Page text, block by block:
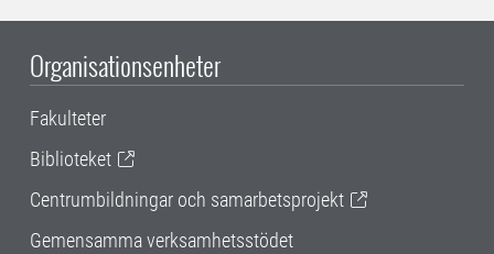
Organisationsenheter
Fakulteter
Biblioteket
Centrumbildningar och samarbetsprojekt
Gemensamma verksamhetsstödet